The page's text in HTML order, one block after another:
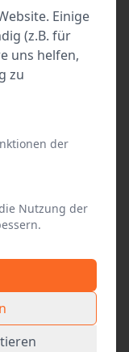
und bietet
Turm mit
über
einer
der
werden.
der
freien
Einige
(z.B. für
uns helfen,
zu
der
Nutzung der